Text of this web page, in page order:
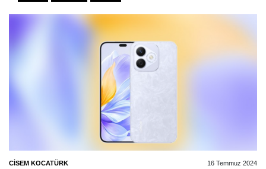
CISEM KOCATÜRK 16 Temmuz 2024